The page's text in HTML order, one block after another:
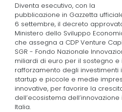
Diventa esecutivo, con la
pubblicazione in Gazzetta
6 settembre, il decreto
Ministero dello Sviluppo
che assegna a CDP Venture
SGR - Fondo Nazionale
miliardi di euro per il sostegno e
rafforzamento degli investimenti
startup e piccole e medie
innovative, per favorire la
dell’ecosistema dell’innovazione
Italia.